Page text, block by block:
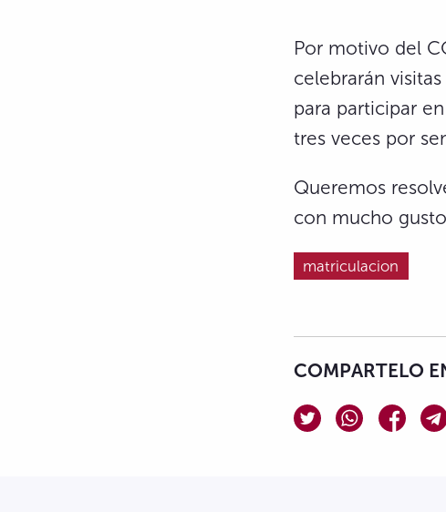
Por motivo del
celebrarán
para participar
tres veces por
Queremos
con mucho
matriculacion
COMPARTELO